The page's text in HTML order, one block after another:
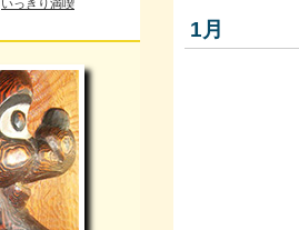
1月
いっきり満喫